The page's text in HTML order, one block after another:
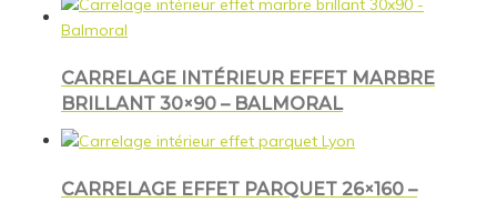
CARRELAGE INTÉRIEUR EFFET MARBRE
BRILLANT 30×90 – BALMORAL
CARRELAGE EFFET PARQUET 26×160 –